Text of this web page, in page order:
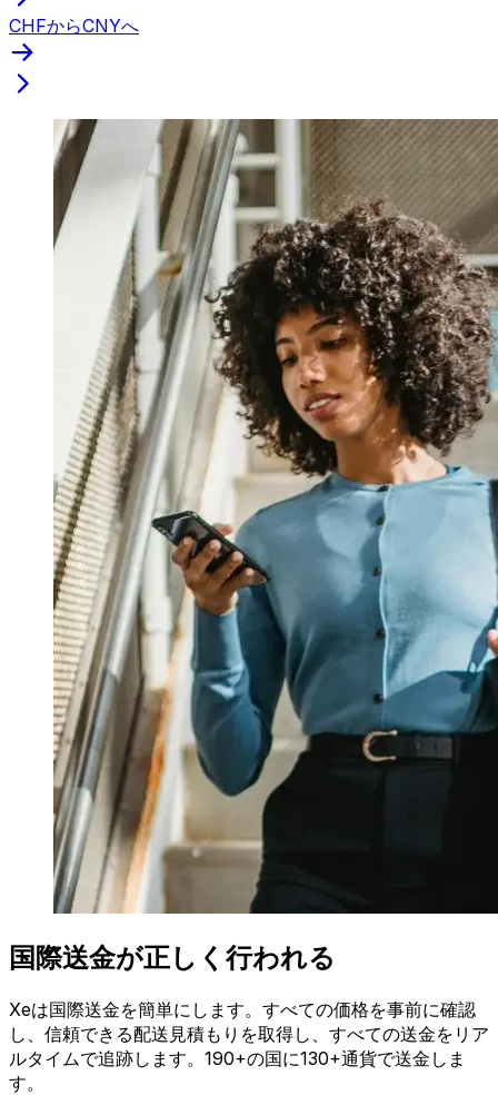
CHFからCNYへ
国際送金が正しく行われる
Xeは国際送金を簡単にします。すべての価格を事前に確認
し、信頼できる配送見積もりを取得し、すべての送金をリア
ルタイムで追跡します。190+の国に130+通貨で送金しま
す。